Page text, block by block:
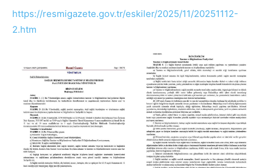
https://resmigazete.gov.tr/eskiler/2025/11/20251112-
2.htm